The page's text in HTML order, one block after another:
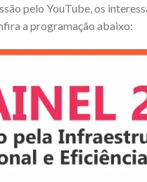
pelo YouTube, os
a programação abaixo: